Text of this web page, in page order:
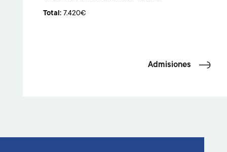
Total:7.420€
Admisiones